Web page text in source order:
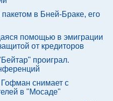
в Бней-Браке, его
помощью в эмиграции
от кредиторов
проиграл.
снимает с
в "Мосаде"